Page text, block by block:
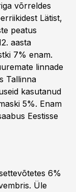
võrreldes
Lätist,
peatus
aasta
7% enam.
linnade
Tallinna
kasutanud
5%. Enam
Eestisse
6%
Üle